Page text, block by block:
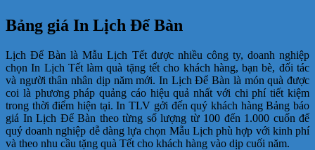
Bảng giá In Lịch Để Bàn
Lịch Để Bàn là Mẫu Lịch Tết được nhiều công ty, doanh nghiệp
chọn In Lịch Tết làm quà tặng tết cho khách hàng, bạn bè, đối tác
và người thân nhân dịp năm mới. In Lịch Để Bàn là món quà được
coi là phương pháp quảng cáo hiệu quả nhất với chi phí tiết kiệm
trong thời điểm hiện tại. In TLV gởi đến quý khách hàng Bảng báo
giá In Lịch Để Bàn theo từng số lượng từ 100 đến 1.000 cuốn để
quý doanh nghiệp dễ dàng lựa chọn Mẫu Lịch phù hợp với kinh phí
và theo nhu cầu tặng quà Tết cho khách hàng vào dịp cuối năm.